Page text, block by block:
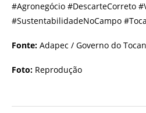
#Agronegócio #DescarteCorreto
#SustentabilidadeNoCampo
Fonte: Adapec / Governo do
Foto: Reprodução